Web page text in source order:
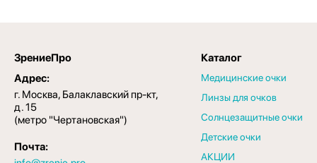
ЗрениеПро
Адрес:
г. Москва, Балаклавский пр-кт,
д. 15
(метро "Чертановская")
Почта:
Каталог
Медицинские очки
Линзы для очков
Солнцезащитные очки
Детские очки
АКЦИИ